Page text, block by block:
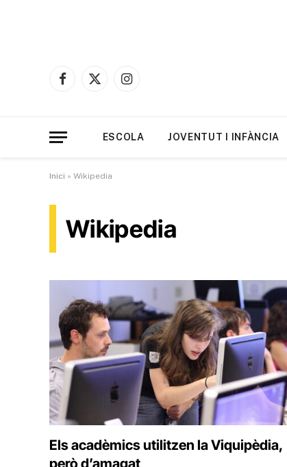
Facebook
X
Instagram
ESCOLA JOVENTUT I INFÀNCIA
Inici » Wikipedia
Wikipedia
Els acadèmics utilitzen la Viquipèdia,
però d’amagat